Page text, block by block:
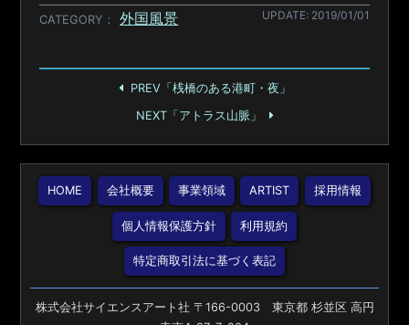
CATEGORY 外国風景 UPDATE: 2019/01/01
PREV「桟橋のある港町・夜」
NEXT「アトラス山脈」
HOME 会社概要 事業領域 ARTIST 採用情報
個人情報保護方針 利用規約
特定商取引法に基づく表記
株式会社サイエンスアート社 〒166-0003 東京都 杉並区 高円